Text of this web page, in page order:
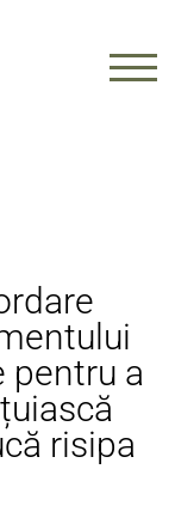
pentru a
risipa